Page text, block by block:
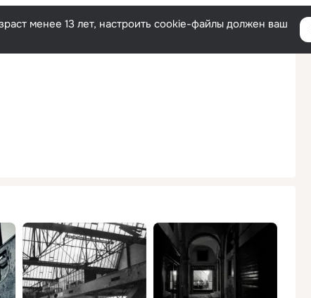
Русский
менее 13 лет, настроить cookie-файлы должен ваш